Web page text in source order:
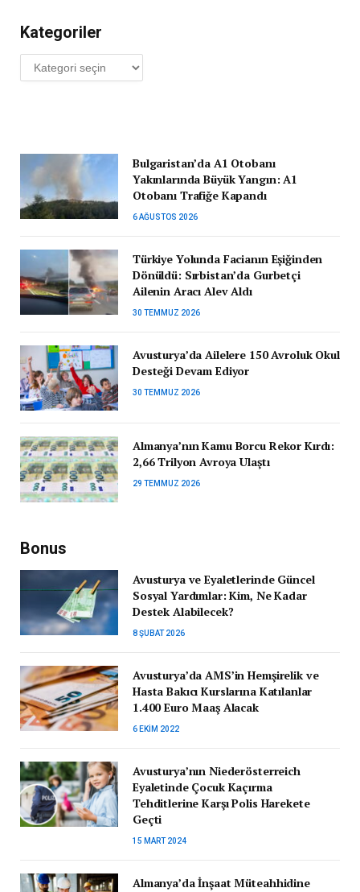
Kategoriler
Kategoriler
Bulgaristan’da A1 Otobanı
Yakınlarında Büyük Yangın: A1
Otobanı Trafiğe Kapandı
6 AĞUSTOS 2026
Türkiye Yolunda Facianın Eşiğinden
Dönüldü: Sırbistan’da Gurbetçi
Ailenin Aracı Alev Aldı
30 TEMMUZ 2026
Avusturya’da Ailelere 150 Avroluk Okul
Desteği Devam Ediyor
30 TEMMUZ 2026
Almanya’nın Kamu Borcu Rekor Kırdı:
2,66 Trilyon Avroya Ulaştı
29 TEMMUZ 2026
Bonus
Avusturya ve Eyaletlerinde Güncel
Sosyal Yardımlar: Kim, Ne Kadar
Destek Alabilecek?
8 ŞUBAT 2026
Avusturya’da AMS’in Hemşirelik ve
Hasta Bakıcı Kurslarına Katılanlar
1.400 Euro Maaş Alacak
6 EKIM 2022
Avusturya’nın Niederösterreich
Eyaletinde Çocuk Kaçırma
Tehditlerine Karşı Polis Harekete
Geçti
15 MART 2024
Almanya’da İnşaat Müteahhidine